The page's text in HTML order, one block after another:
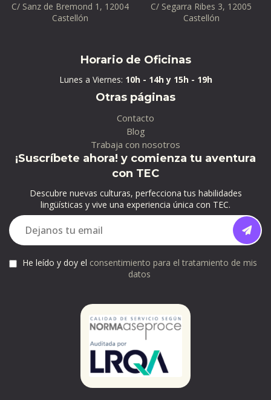
C/ Sanz de Bremond 1, 12004
Castellón
C/ Segarra Ribes 3, 12005
Castellón
Horario de Oficinas
Lunes a Viernes: 10h - 14h y 15h - 19h
Otras páginas
Contacto
Blog
Trabaja con nosotros
¡Suscríbete ahora! y comienza tu aventura
con TEC
Descubre nuevas culturas, perfecciona tus habilidades
lingüísticas y vive una experiencia única con TEC.
He leído y doy el consentimiento para el tratamiento de mis
datos